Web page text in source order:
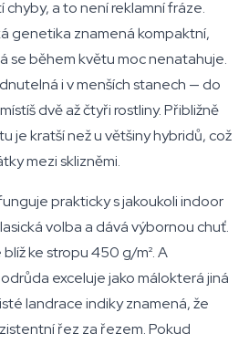
a to není reklamní fráze.
genetika znamená kompaktní,
se během květu moc nenatahuje.
i v menších stanech — do
dvě až čtyři rostliny. Přibližně
je kratší než u většiny hybridů, což
mezi sklizněmi.
prakticky s jakoukoli indoor
volba a dává výbornou chuť.
ke stropu 450 g/m². A
exceluje jako málokterá jiná
landrace indiky znamená, že
řez za řezem. Pokud